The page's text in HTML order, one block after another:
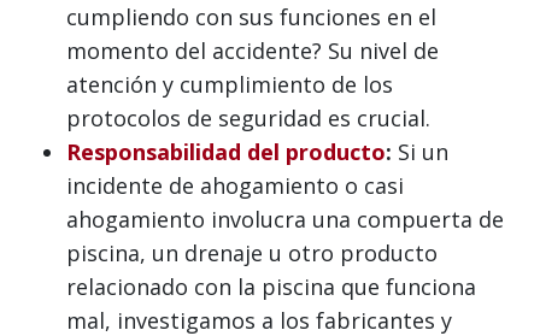
cumpliendo con sus funciones en el
momento del accidente? Su nivel de
atención y cumplimiento de los
protocolos de seguridad es crucial.
Responsabilidad del producto: Si un
incidente de ahogamiento o casi
ahogamiento involucra una compuerta de
piscina, un drenaje u otro producto
relacionado con la piscina que funciona
mal, investigamos a los fabricantes y